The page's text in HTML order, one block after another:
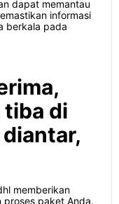
dapat memantau
informasi
berkala pada
tiba di
memberikan
proses paket Anda.